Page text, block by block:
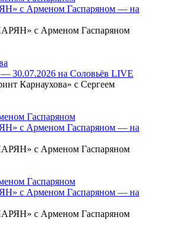
с Арменом Гаспаряном — на
с Арменом Гаспаряном
30.07.2026 на Соловьёв LIVE
Карнаухова» с Сергеем
с Арменом Гаспаряном — на
с Арменом Гаспаряном
с Арменом Гаспаряном — на
с Арменом Гаспаряном